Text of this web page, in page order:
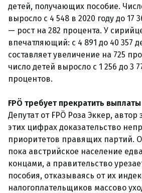
детей, получающих пособие.
выросло с 4 548 в 2020 году до 17
— рост на 282 процента. У
впечатляющий: с 4 891 до 40 357
составляет увеличение на 725
число детей выросло с 1 256 до 3
процентов.
FPÖ требует прекратить выплаты
Депутат от FPÖ Роза Эккер,
этих цифрах доказательство
приоритетов правящих партий.
пока австрийское население
концами, а правительство
пособия, отказываясь от их
налогоплательщиков массово